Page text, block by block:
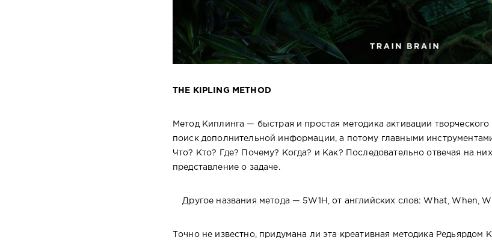
THE KIPLING METHOD
Метод Киплинга — быстрая и простая методика активации
поиск дополнительной информации, а потому главными
Что? Кто? Где? Почему? Когда? и Как? Последовательно отвечая на
представление о задаче.
Другое названия метода — 5W1H, от английских слов: What, When,
Точно не известно, придумана ли эта креативная методика Редьярдом